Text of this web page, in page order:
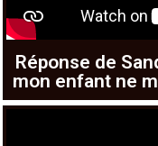
Réponse de
mon enfant ne